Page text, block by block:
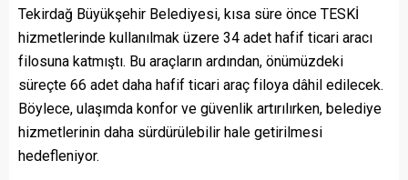
Tekirdağ Büyükşehir Belediyesi, kısa süre önce TESKİ
hizmetlerinde kullanılmak üzere 34 adet hafif ticari aracı
filosuna katmıştı. Bu araçların ardından, önümüzdeki
süreçte 66 adet daha hafif ticari araç filoya dâhil edilecek.
Böylece, ulaşımda konfor ve güvenlik artırılırken, belediye
hizmetlerinin daha sürdürülebilir hale getirilmesi
hedefleniyor.